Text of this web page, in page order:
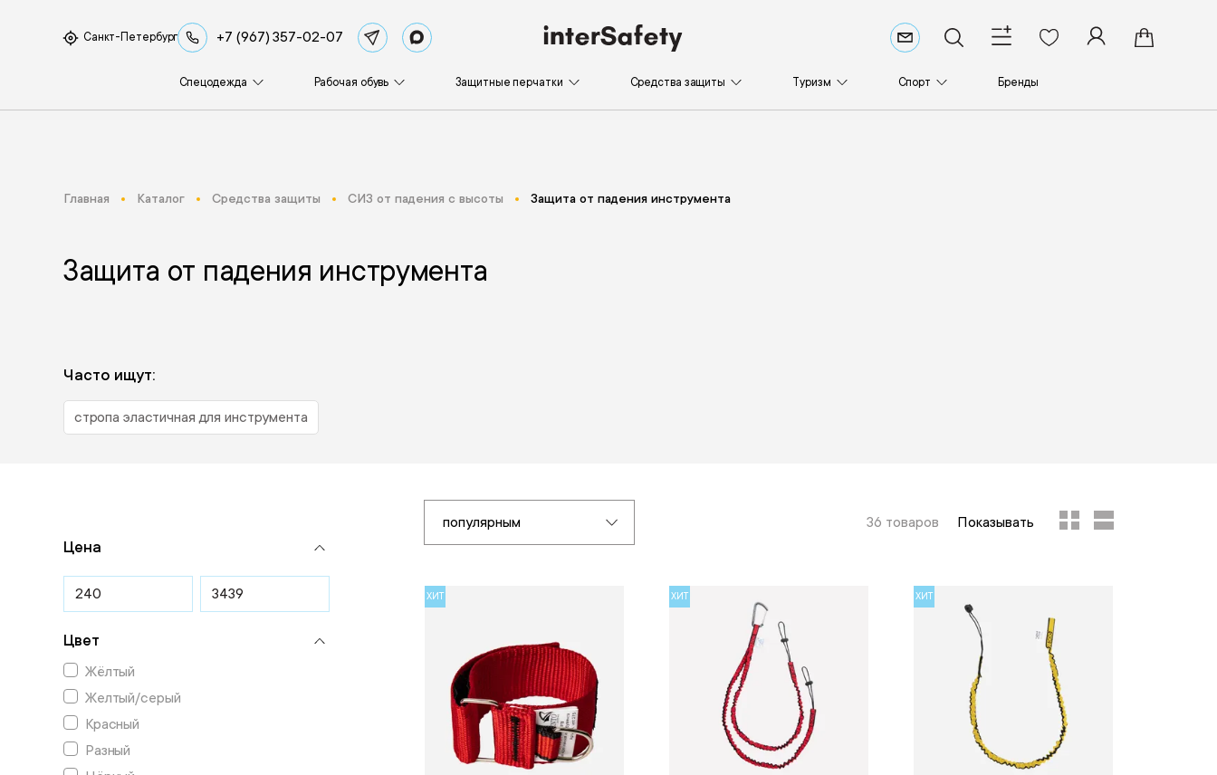
Санкт-Петербург +7 (967) 357-02-07
Спецодежда Рабочая обувь Защитные перчатки Средства защиты Туризм Спорт Бренды
Главная Каталог Средства защиты СИЗ от падения с высоты Защита от падения инструмента
Защита от падения инструмента
Часто ищут:
стропа эластичная для инструмента
Цена
Цвет
Жёлтый
Желтый/серый
Красный
Разный
популярным 36 товаров Показывать
ХИТ ХИТ ХИТ